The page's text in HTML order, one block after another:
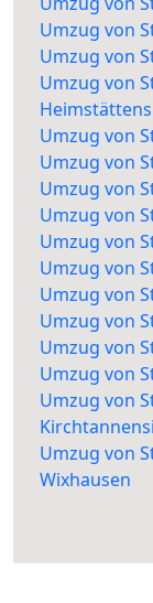
Umzug von
Umzug von
Umzug von
Umzug von
Umzug von
Umzug von
Umzug von
Umzug von
Umzug von
Umzug von
Umzug von
Umzug von
Umzug von
Umzug von
Umzug von
Wixhausen